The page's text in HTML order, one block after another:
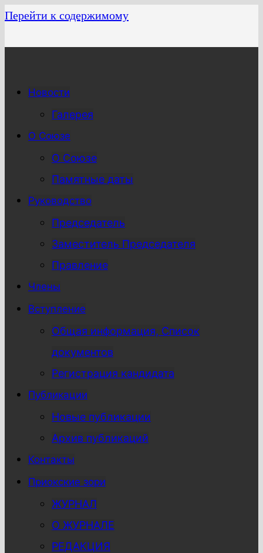
Перейти к содержимому
Новости
Галерея
О Союзе
О Союзе
Памятные даты
Руководство
Председатель
Заместитель Председателя
Правление
Члены
Вступление
Общая информация, Список
документов
Регистрация кандидата
Публикации
Новые публикации
Архив публикаций
Контакты
Приокские зори
ЖУРНАЛ
О ЖУРНАЛЕ
РЕДАКЦИЯ